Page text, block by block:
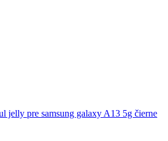
jelly pre samsung galaxy A13 5g čierne